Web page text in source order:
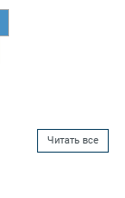
Читать все